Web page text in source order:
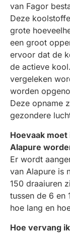
van Fagor
Deze
grote
een groot
ervoor dat de
de actieve
vergeleken
worden
Deze opname
gezondere
Hoevaak
Alapure
Er wordt
van Alapure is
150 draaiuren
tussen de 6 en
hoe lang en
Hoe vervang